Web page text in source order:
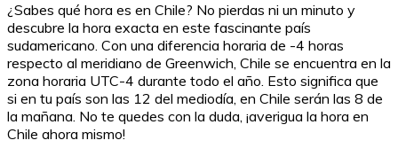
¿Sabes qué hora es en Chile? No pierdas ni un minuto y
descubre la hora exacta en este fascinante país
sudamericano. Con una diferencia horaria de -4 horas
respecto al meridiano de Greenwich, Chile se encuentra en la
zona horaria UTC-4 durante todo el año. Esto significa que
si en tu país son las 12 del mediodía, en Chile serán las 8 de
la mañana. No te quedes con la duda, ¡averigua la hora en
Chile ahora mismo!